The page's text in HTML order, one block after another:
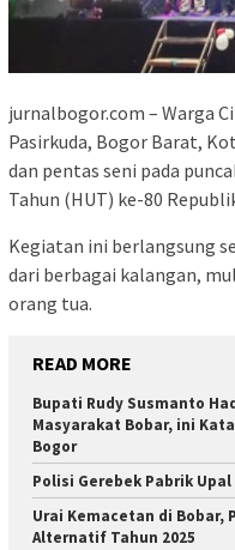
jurnalbogor.com – Warga
Pasirkuda, Bogor Barat,
dan pentas seni pada
Tahun (HUT) ke-80
Kegiatan ini berlangsung
dari berbagai kalangan,
orang tua.
READ MORE
Bupati Rudy Susmanto
Masyarakat Bobar, ini
Bogor
Polisi Gerebek Pabrik
Urai Kemacetan di Bobar,
Alternatif Tahun 2025